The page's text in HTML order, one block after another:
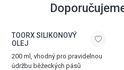
TOORX SILIKONOVÝ
OLEJ
200 ml, vhodný pro pravidelnou
údržbu běžeckých pásů